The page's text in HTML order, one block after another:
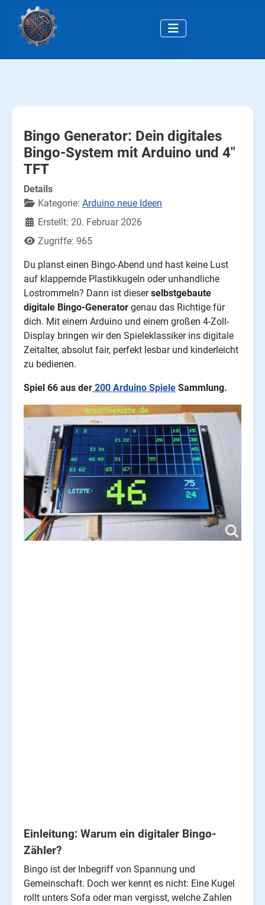
Bingo Generator: Dein digitales
Bingo-System mit Arduino und 4"
TFT
Details
Kategorie: Arduino neue Ideen
Erstellt: 20. Februar 2026
Zugriffe: 965
Du planst einen Bingo-Abend und hast keine Lust
auf klappernde Plastikkugeln oder unhandliche
Lostrommeln? Dann ist dieserselbstgebaute
digitale Bingo-Generator genau das Richtige für
dich. Mit einem Arduino und einem großen 4-Zoll-
Display bringen wir den Spieleklassiker ins digitale
Zeitalter, absolut fair, perfekt lesbar und kinderleicht
zu bedienen.
Spiel 66 aus der 200 Arduino Spiele Sammlung.
Einleitung: Warum ein digitaler Bingo-
Zähler?
Bingo ist der Inbegriff von Spannung und
Gemeinschaft. Doch wer kennt es nicht: Eine Kugel
rollt unters Sofa oder man vergisst, welche Zahlen